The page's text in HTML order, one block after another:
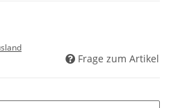
Frage zum Artikel